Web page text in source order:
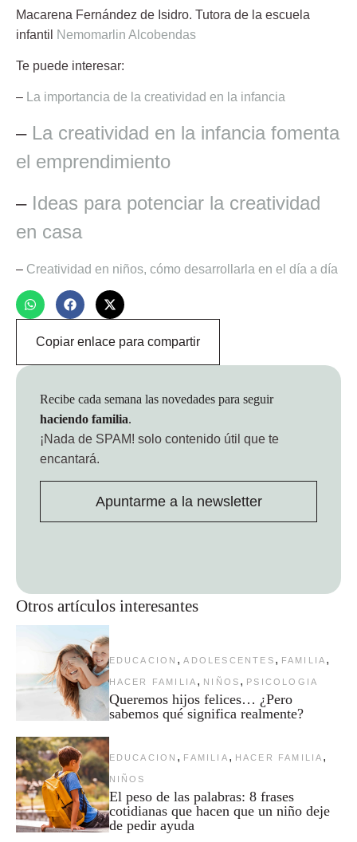
Macarena Fernández de Isidro. Tutora de la escuela
infantil
Nemomarlin Alcobendas
Te puede interesar:
– La importancia de la creatividad en la infancia
– La creatividad en la infancia fomenta
el emprendimiento
– Ideas para potenciar la creatividad
en casa
– Creatividad en niños, cómo desarrollarla en el día a día
Copiar enlace para compartir
Otros artículos interesantes
EDUCACION , ADOLESCENTES , FAMILIA ,
HACER FAMILIA , NIÑOS , PSICOLOGIA
Queremos hijos felices… ¿Pero
sabemos qué significa realmente?
EDUCACION , FAMILIA , HACER FAMILIA ,
NIÑOS
El peso de las palabras: 8 frases
cotidianas que hacen que un niño deje
de pedir ayuda
Recibe cada semana las novedades para seguir
haciendo familia.
¡Nada de SPAM! solo contenido útil que te
encantará.
Apuntarme a la newsletter